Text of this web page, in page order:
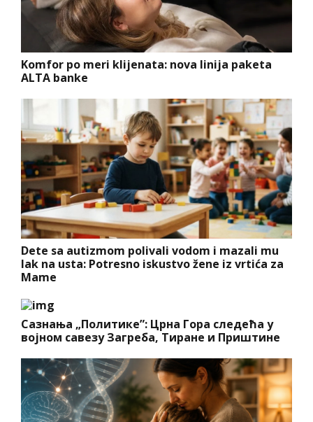
Komfor po meri klijenata: nova linija paketa
ALTA banke
Dete sa autizmom polivali vodom i mazali mu
lak na usta: Potresno iskustvo žene iz vrtića za
Mame
Сазнања „Политике”: Црна Гора следећа у
војном савезу Загреба, Тиране и Приштине